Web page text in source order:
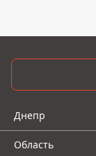
Днепр
Область